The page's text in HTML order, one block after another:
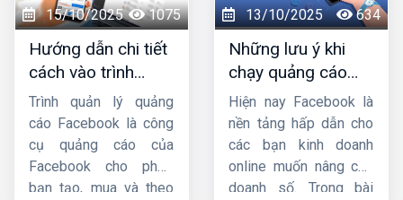
dịch vụ của mình.
Trong bài chia sẻ này,
HIGsẽ hướng dẫn
cách nhắm mục tiêu
chi tiết trong quảng
cáo facebook. Mời
các bạn cùng theo dõi
nhá.
nắm rõ nhé !
15/10/2025 1075
Hướng dẫn chi tiết
cách vào trình
quản lý quảng cáo
trên facebook
Trình quản lý quảng
cáo Facebook là công
cụ quảng cáo của
Facebook cho phép
bạn tạo, mua và theo
13/10/2025 634
Những lưu ý khi
chạy quảng cáo
facebook mà bạn
cần phải biết
Hiện nay Facebook là
nền tảng hấp dẫn cho
các bạn kinh doanh
online muốn nâng cao
doanh số. Trong bài